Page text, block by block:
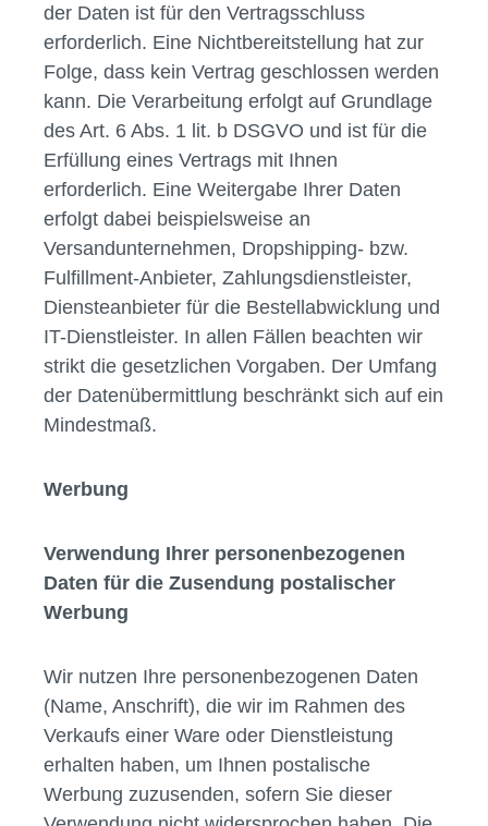
der Daten ist für den Vertragsschluss
erforderlich. Eine Nichtbereitstellung hat zur
Folge, dass kein Vertrag geschlossen werden
kann. Die Verarbeitung erfolgt auf Grundlage
des Art. 6 Abs. 1 lit. b DSGVO und ist für die
Erfüllung eines Vertrags mit Ihnen
erforderlich. Eine Weitergabe Ihrer Daten
erfolgt dabei beispielsweise an
Versandunternehmen, Dropshipping- bzw.
Fulfillment-Anbieter, Zahlungsdienstleister,
Diensteanbieter für die Bestellabwicklung und
IT-Dienstleister. In allen Fällen beachten wir
strikt die gesetzlichen Vorgaben. Der Umfang
der Datenübermittlung beschränkt sich auf ein
Mindestmaß.
Werbung
Verwendung Ihrer personenbezogenen
Daten für die Zusendung postalischer
Werbung
Wir nutzen Ihre personenbezogenen Daten
(Name, Anschrift), die wir im Rahmen des
Verkaufs einer Ware oder Dienstleistung
erhalten haben, um Ihnen postalische
Werbung zuzusenden, sofern Sie dieser